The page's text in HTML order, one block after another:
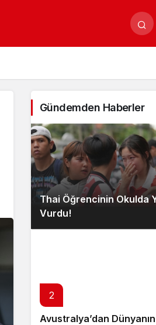
Gündemden Haberler
Thai Öğrencinin Okulda
Vurdu!
2
Avustralya’dan